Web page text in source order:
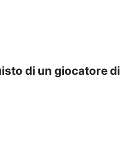
di un giocatore di